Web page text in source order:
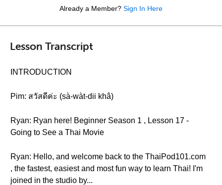
Already a Member? Sign In Here
Lesson Transcript
INTRODUCTION
Pim: สวัสดีค่ะ (sà-wàt-dii khâ)
Ryan: Ryan here! Beginner Season 1 , Lesson 17 -
Going to See a Thai Movie
Ryan: Hello, and welcome back to the ThaiPod101.com
, the fastest, easiest and most fun way to learn Thai! I'm
joined in the studio by...